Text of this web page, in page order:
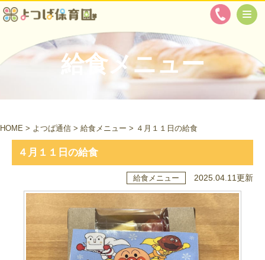
給食メニュー
HOME > よつば通信 > 給食メニュー > ４月１１日の給食
４月１１日の給食
給食メニュー 2025.04.11更新